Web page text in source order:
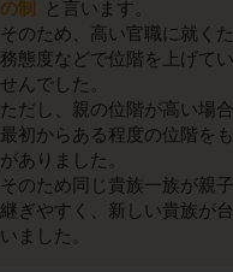
の制
と言います。
そのため、高い官職に就く
務態度などで位階を上げて
せんでした。
ただし、親の位階が高い場
最初からある程度の位階を
がありました。
そのため同じ貴族一族が親
継ぎやすく、新しい貴族が
いました。